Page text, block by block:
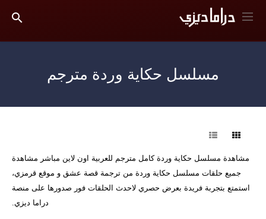
مسلسل حكاية وردة مترجم
مشاهدة مسلسل حكاية وردة كامل مترجم للعربية اون لاين مباشر مشاهدة
جميع حلقات مسلسل حكاية وردة من ترجمة قصة عشق و موقع قرمزي،
استمتع بتجربة فريدة بعرض حصري لاحدث الحلقات فور صدورها على منصة
دراما ديزي.